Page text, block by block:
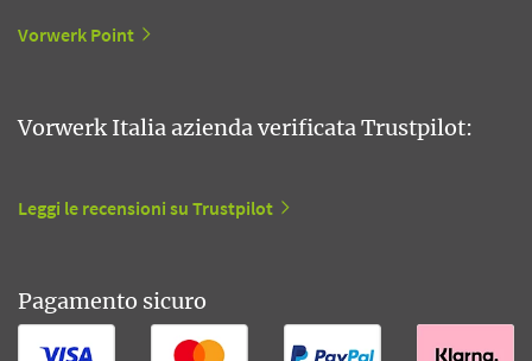
Vorwerk Point
Vorwerk Italia azienda verificata Trustpilot:
Leggi le recensioni su Trustpilot
Pagamento sicuro